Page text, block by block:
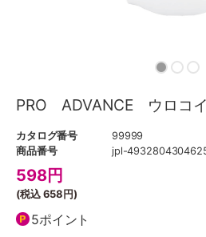
PRO ADVANCE ウロコ
カタログ番号
99999
商品番号
jpl-
598円
(税込658円)
5ポイント